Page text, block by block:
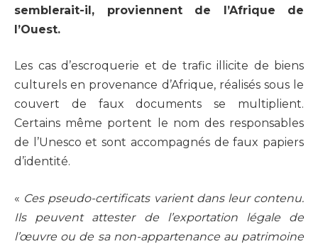
semblerait-il, proviennent de l’Afrique de
l’Ouest.
Les cas d’escroquerie et de trafic illicite de biens
culturels en provenance d’Afrique, réalisés sous le
couvert de faux documents se multiplient.
Certains même portent le nom des responsables
de l’Unesco et sont accompagnés de faux papiers
d’identité.
« Ces pseudo-certificats varient dans leur contenu.
Ils peuvent attester de l’exportation légale de
l’œuvre ou de sa non-appartenance au patrimoine